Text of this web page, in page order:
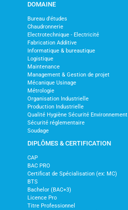
DOMAINE
Bureau d'études
Chaudronnerie
Electrotechnique - Electricité
Fabrication Additive
Informatique & bureautique
Logistique
Maintenance
Management & Gestion de projet
Mécanique Usinage
Métrologie
Organisation Industrielle
Production Industrielle
Qualité Hygiène Sécurité Environnement
Sécurité réglementaire
Soudage
DIPLÔMES & CERTIFICATION
CAP
BAC PRO
Certificat de Spécialisation (ex: MC)
BTS
Bachelor (BAC+3)
Licence Pro
Titre Professionnel